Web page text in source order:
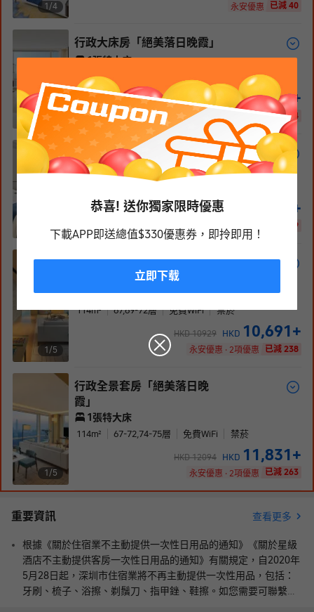
恭喜! 送你獨家限時優惠
下載APP即送總值$330優惠券，即拎即用！
立即下载
1/4 永安優惠 已減 40
1/
行政大床房「絕美落日晚霞」
1張特大床
70-76m² 免費WiFi
HKD5221 HKD5,107+
永安優惠 · 2項優惠 已減 114
行政雙床房「絕美落日晚霞」
2張單人床
HKD5453 +
永安優惠 · 2項優惠 已減 119
1/5
行政城際套房「鵬城日出美
1張特大床
114m² 67,69-72層 免費WiFi 禁菸
HKD10929 HKD 10,691+
永安優惠 · 2項優惠 已減 238
1/5
行政全景套房「絕美落日晚
霞」
1張特大床
114m² 67-72,74-75層 免費WiFi 禁菸
HKD12094 HKD 11,831+
永安優惠 · 2項優惠 已減 263
重要資訊 查看更多
根據《關於住宿業不主動提供一次性日用品的通知》《關於星級
酒店不主動提供客房一次性日用品的通知》有關規定，自2020年
5月28日起，深圳市住宿業將不再主動提供一次性用品，包括：
牙刷、梳子、浴擦、剃鬚刀、指甲銼、鞋擦。如您需要可聯繫酒